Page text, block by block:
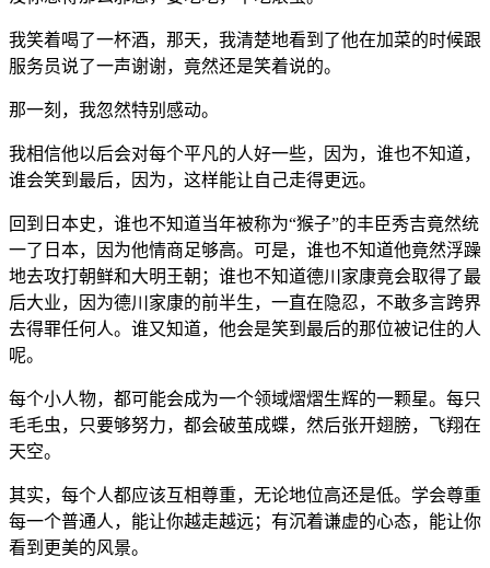
我笑着喝了一杯酒，那天，我清楚地看到了他在加菜的时候跟
服务员说了一声谢谢，竟然还是笑着说的。
那一刻，我忽然特别感动。
我相信他以后会对每个平凡的人好一些，因为，谁也不知道，
谁会笑到最后，因为，这样能让自己走得更远。
回到日本史，谁也不知道当年被称为“猴子”的丰臣秀吉竟然统
一了日本，因为他情商足够高。可是，谁也不知道他竟然浮躁
地去攻打朝鲜和大明王朝；谁也不知道德川家康竟会取得了最
后大业，因为德川家康的前半生，一直在隐忍，不敢多言跨界
去得罪任何人。谁又知道，他会是笑到最后的那位被记住的人
呢。
每个小人物，都可能会成为一个领域熠熠生辉的一颗星。每只
毛毛虫，只要够努力，都会破茧成蝶，然后张开翅膀，飞翔在
天空。
其实，每个人都应该互相尊重，无论地位高还是低。学会尊重
每一个普通人，能让你越走越远；有沉着谦虚的心态，能让你
看到更美的风景。